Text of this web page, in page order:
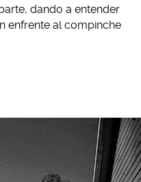
dando a entender
enfrente al compinche